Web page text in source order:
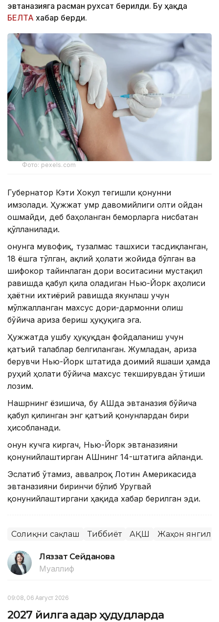
эвтаназияга расман рухсат берилди. Бу ҳақда
БЕЛТА хабар берди.
Фото: pexels.com
Губернатор Кэти Хокул тегишли қонунни
имзолади. Ҳужжат умр давомийлиги олти ойдан
ошмайди, деб баҳоланган беморларга нисбатан
қўлланилади.
Қонунга мувофиқ, тузалмас ташхиси тасдиқланган,
18 ёшга тўлган, ақлий ҳолати жойида бўлган ва
шифокор тайинлаган дори воситасини мустақил
равишда қабул қила оладиган Нью-Йорк аҳолиси
ҳаётни ихтиёрий равишда якунлаш учун
мўлжалланган махсус дори-дармонни олиш
бўйича ариза бериш ҳуқуқига эга.
Ҳужжатда ушбу ҳуқуқдан фойдаланиш учун
қатъий талаблар белгиланган. Жумладан, ариза
берувчи Нью-Йорк штатида доимий яшаши ҳамда
руҳий ҳолати бўйича махсус текширувдан ўтиши
лозим.
Нашрнинг ёзишича, бу АҚШда эвтаназия бўйича
қабул қилинган энг қатъий қонунлардан бири
ҳисобланади.
Қонун кучга киргач, Нью-Йорк эвтаназияни
қонунийлаштирган АҚШнинг 14-штатига айланди.
Эслатиб ўтамиз, аввалроқ Лотин Америкасида
эвтаназияни биринчи бўлиб Уругвай
қонунийлаштиргани ҳақида хабар берилган эди.
Соғлиқни сақлаш Тиббиёт АҚШ Жаҳон
Ляззат Сейданова
Муаллиф
09:08, 06 Август 2026
2027 йилга қадар ҳудудларда